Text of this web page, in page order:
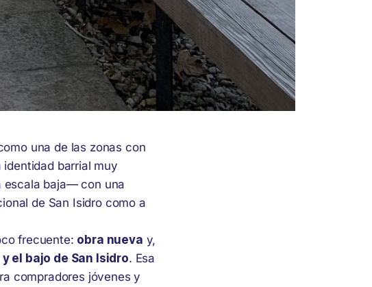
una de las zonas con
barrial muy
escala baja— con una
de San Isidro como a
frecuente: obra nueva y,
el bajo de San Isidro. Esa
compradores jóvenes y